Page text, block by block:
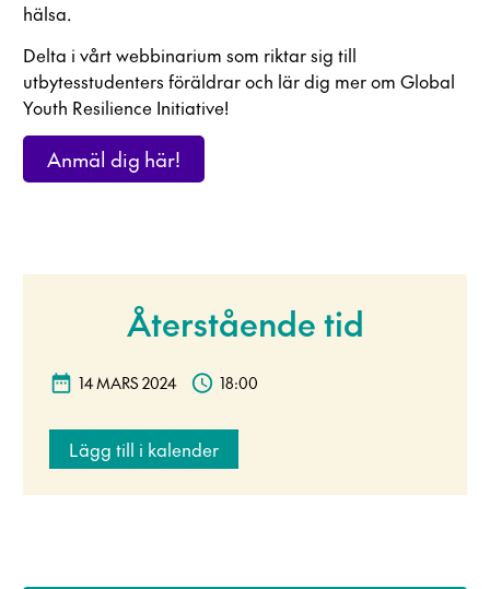
hälsa.
Delta i vårt webbinarium som riktar sig till
utbytesstudenters föräldrar och lär dig mer om Global
Youth Resilience Initiative!
Anmäl dig här!
Återstående tid
14 MARS 2024 18:00
Lägg till i kalender